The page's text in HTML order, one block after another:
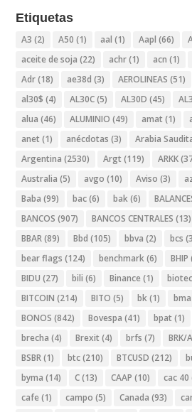
Etiquetas
A3 (2) A50 (1) aal (1) Aapl (66)
aceite de soja (22) achr(1) acn (1)
Adr(18) ae38d (3) AEROLINEAS (51)
al30$ (4) AL30C(5) AL30D (45)
alua (46) ALUMINIO (49) amat (1)
anet (1) anécdotas (3) Arabia
Argentina (2530) Argt (119) ARKK
Australia (5) avgo (10) Aviso (3)
Baba (99) bac(6) bak(6)
BANCOS (907) BANCOS CENTRALES (13)
BBAR(89) Bbd (105) bbva (2) bcs
bear flags (124) benchmark(6) BHIP
BIDU (27) bili (6) Binance (1)
BITCOIN (214) BITO (5) bk(1) bma
BONOS (842) Bovespa (41) bpat (1)
brecha (4) Brexit (4) brfs (7) BRK/A
BSBR(1) btc(210) BTCUSD (212)
byma (14) C(13) CAAP (10) cac 40
cafe (1) campo (5) Canada (93)